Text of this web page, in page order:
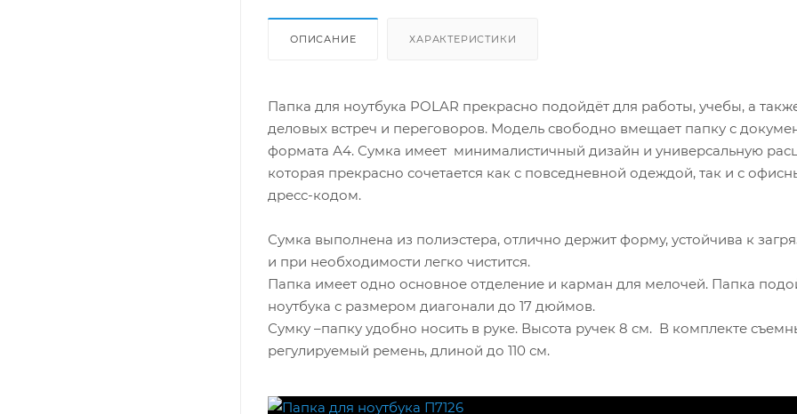
ОПИСАНИЕ ХАРАКТЕРИСТИКИ
Папка для ноутбука POLAR прекрасно подойдёт для работы, учебы, а
деловых встреч и переговоров. Модель свободно вмещает папку с
формата А4. Сумка имеет минималистичный дизайн и универсальную
которая прекрасно сочетается как с повседневной одеждой, так и с
дресс-кодом.
Сумка выполнена из полиэстера, отлично держит форму, устойчива к
и при необходимости легко чистится.
Папка имеет одно основное отделение и карман для мелочей. Папка
ноутбука с размером диагонали до 17 дюймов.
Сумку –папку удобно носить в руке. Высота ручек 8 см. В комплекте
регулируемый ремень, длиной до 110 см.